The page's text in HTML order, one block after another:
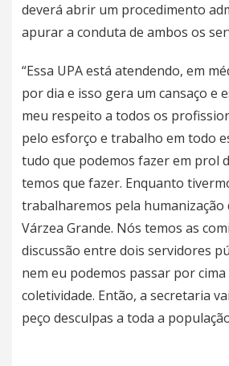
deverá abrir um procedimento
apurar a conduta de ambos os
“Essa UPA está atendendo, em
por dia e isso gera um cansaço e
meu respeito a todos os
pelo esforço e trabalho em todo
tudo que podemos fazer em prol
temos que fazer. Enquanto
trabalharemos pela humanização
Várzea Grande. Nós temos as
discussão entre dois servidores
nem eu podemos passar por
coletividade. Então, a secretaria
peço desculpas a toda a